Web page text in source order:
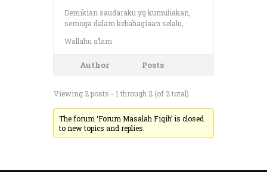
Demikian saudaraku yg kumuliakan,
semoga dalam kebahagiaan selalu,
Wallahu a’lam
Author Posts
Viewing 2 posts - 1 through 2 (of 2 total)
The forum ‘Forum Masalah Fiqih’ is closed
to new topics and replies.